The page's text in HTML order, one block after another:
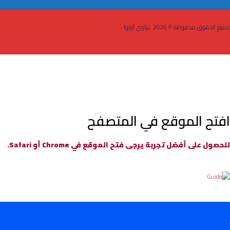
جميع الحقوق محفوظة © 2026 غزاوي أوتوا .
افتح الموقع في المتصفح
للحصول على أفضل تجربة يرجى فتح الموقع في Chrome أو Safari.